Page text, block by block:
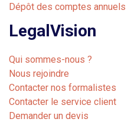
Dépôt des comptes annuels
LegalVision
Qui sommes-nous ?
Nous rejoindre
Contacter nos formalistes
Contacter le service client
Demander un devis